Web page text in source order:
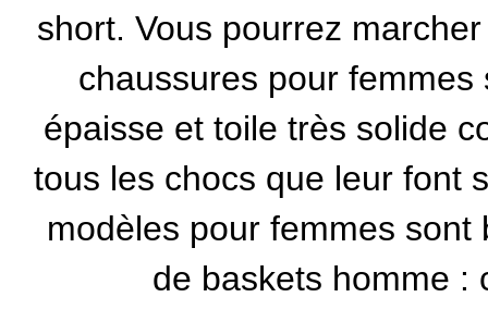
short. Vous pourrez
chaussures pour
épaisse et toile très solide
tous les chocs que leur font
modèles pour femmes
de baskets homme :